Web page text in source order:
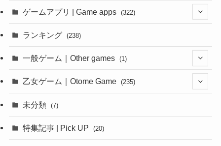
ゲームアプリ | Game apps (322)
(1)
(1)
(1)
(6)
ランキング (238)
一般ゲーム｜Other games (1)
(1)
乙女ゲーム｜Otome Game (235)
未分類 (7)
特集記事 | Pick UP (20)